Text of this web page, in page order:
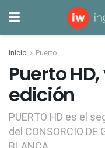
Inicio Puerto
Puerto
edición
PUERTO HD es el
del CONSORCIO DE